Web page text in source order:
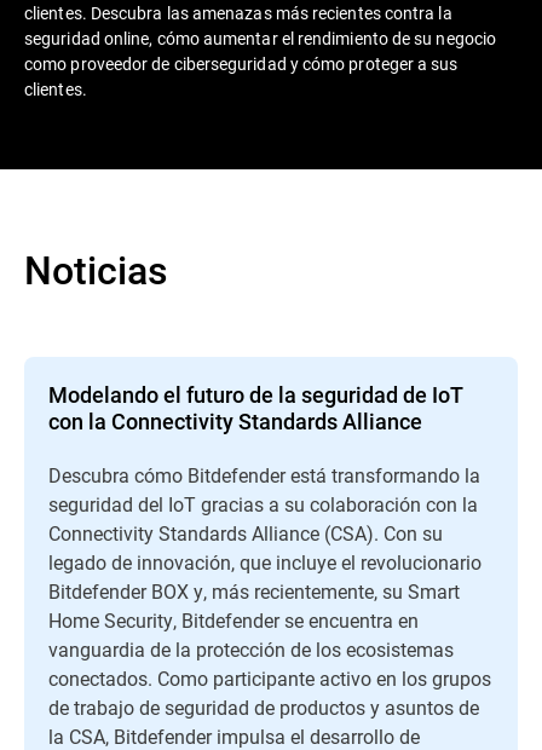
clientes. Descubra las amenazas más recientes contra la
seguridad online, cómo aumentar el rendimiento de su negocio
como proveedor de ciberseguridad y cómo proteger a sus
clientes.
Noticias
Modelando el futuro de la seguridad de IoT
con la Connectivity Standards Alliance
Descubra cómo Bitdefender está transformando la
seguridad del IoT gracias a su colaboración con la
Connectivity Standards Alliance (CSA). Con su
legado de innovación, que incluye el revolucionario
Bitdefender BOX y, más recientemente, su Smart
Home Security, Bitdefender se encuentra en
vanguardia de la protección de los ecosistemas
conectados. Como participante activo en los grupos
de trabajo de seguridad de productos y asuntos de
la CSA, Bitdefender impulsa el desarrollo de